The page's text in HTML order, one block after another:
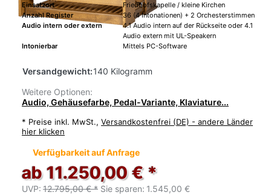
Einsatzort
Friedhofskapelle / kleine Kirchen
Anzahl Register
36 (4 Intonationen) + 2 Orchesterstimmen
Audio intern oder extern
4.1 Audio intern auf der Rückseite oder 4.1
Audio extern mit UL-Speakern
Intonierbar
Mittels PC-Software
Versandgewicht:140 Kilogramm
Weitere Optionen:
Audio, Gehäusefarbe, Pedal-Variante, Klaviature...
* Preise inkl. MwSt., Versandkostenfrei (DE) - andere Länder
hier klicken
Verfügbarkeit auf Anfrage
ab 11.250,00 € *
UVP: 12.795,00 € * Sie sparen: 1.545,00 €